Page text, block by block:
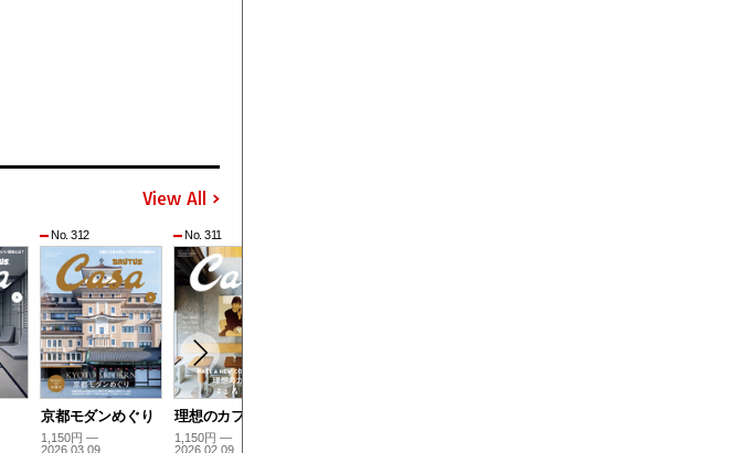
View All
No. 312
京都モダンめぐり
1,150円 —
2026.03.09
No. 311
理想のカフェ
1,150円 —
2026.02.09